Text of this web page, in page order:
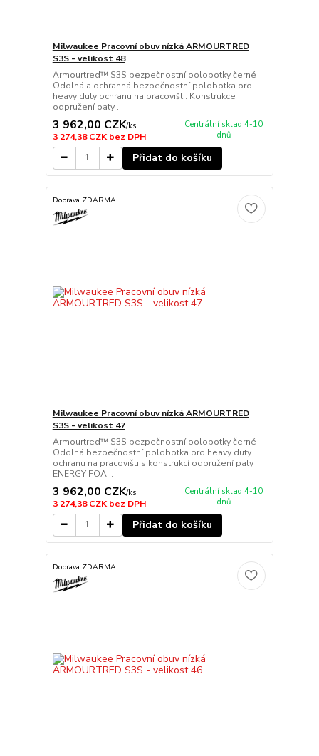
Milwaukee Pracovní obuv nízká ARMOURTRED
S3S - velikost 48
Armourtred™ S3S bezpečnostní polobotky černé
Odolná a ochranná bezpečnostní polobotka pro
heavy duty ochranu na pracovišti. Konstrukce
odpružení paty ...
3 962,00 CZK/ks
3 274,38 CZKbez DPH
Centrální sklad 4-10
dnů
Přidat do košíku
Doprava ZDARMA
Milwaukee Pracovní obuv nízká ARMOURTRED
S3S - velikost 47
Armourtred™ S3S bezpečnostní polobotky černé
Odolná bezpečnostní polobotka pro heavy duty
ochranu na pracovišti s konstrukcí odpružení paty
ENERGY FOA...
3 962,00 CZK/ks
3 274,38 CZKbez DPH
Centrální sklad 4-10
dnů
Přidat do košíku
Doprava ZDARMA